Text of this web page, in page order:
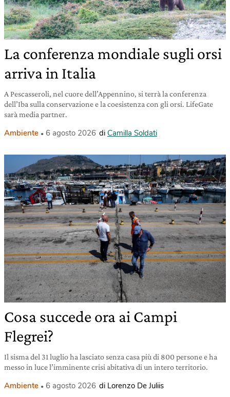
La conferenza mondiale sugli orsi
arriva in Italia
A Pescasseroli, nel cuore dell’Appennino, si terrà la conferenza
dell’Iba sulla conservazione e la coesistenza con gli orsi. LifeGate
sarà media partner.
Ambiente 6 agosto 2026 di Camilla Soldati
Cosa succede ora ai Campi
Flegrei?
Il sisma del 31 luglio ha lasciato senza casa più di 800 persone e ha
messo in luce l’imminente crisi abitativa di un intero territorio.
Ambiente 6 agosto 2026 di Lorenzo De Juliis